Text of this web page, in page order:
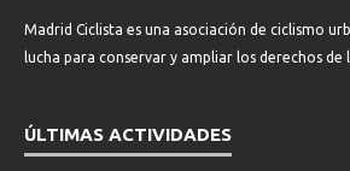
Madrid Ciclista es una asociación de ciclismo
lucha para conservar y ampliar los derechos de
ÚLTIMAS ACTIVIDADES